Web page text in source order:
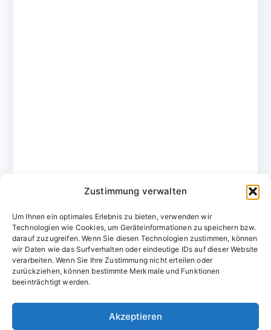
Zustimmung verwalten
Um Ihnen ein optimales Erlebnis zu bieten, verwenden wir
Technologien wie Cookies, um Geräteinformationen zu speichern bzw.
darauf zuzugreifen. Wenn Sie diesen Technologien zustimmen, können
wir Daten wie das Surfverhalten oder eindeutige IDs auf dieser Website
verarbeiten. Wenn Sie Ihre Zustimmung nicht erteilen oder
zurückziehen, können bestimmte Merkmale und Funktionen
beeinträchtigt werden.
Akzeptieren
Domainvergabestelle.de